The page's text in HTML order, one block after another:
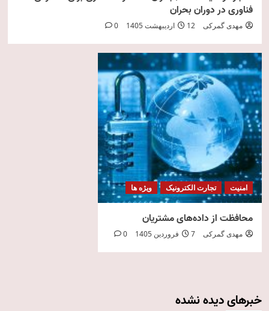
فناوری در دوران بحران
مهدی گمرکی 12 اردیبهشت 1405 0
امنیت تجارت الکترونیک ویژه ها
محافظت از داده‌های مشتریان
مهدی گمرکی 7 فروردین 1405 0
خبرهای دیده نشده